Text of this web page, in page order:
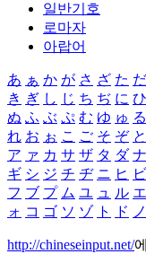
일반기호
로마자
아랍어
あ ぁ か が さ ざ た だ
き ぎ し じ ち ぢ に ひ
ぬ ふ ぶ ぷ む ゆ ゅ る
れ お ぉ こ ご そ ぞ と
ア ァ カ サ ザ タ ダ ナ
ギ シ ジ チ ヂ ニ ヒ ビ
フ ブ プ ム ユ ュ ル エ
ォ コ ゴ ソ ゾ ト ド ノ
http://chineseinput.net/